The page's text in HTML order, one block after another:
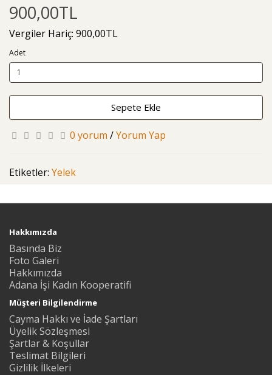
900,00TL
Vergiler Hariç: 900,00TL
Adet
Sepete Ekle
0 yorum /Yorum Yap
Etiketler: Yelek
Hakkımızda
Basında Biz
Foto Galeri
Hakkımızda
Adana İşi Kadın Kooperatifi
Müşteri Bilgilendirme
Cayma Hakkı ve İade Şartları
Üyelik Sözleşmesi
Şartlar & Koşullar
Teslimat Bilgileri
Gizlilik İlkeleri